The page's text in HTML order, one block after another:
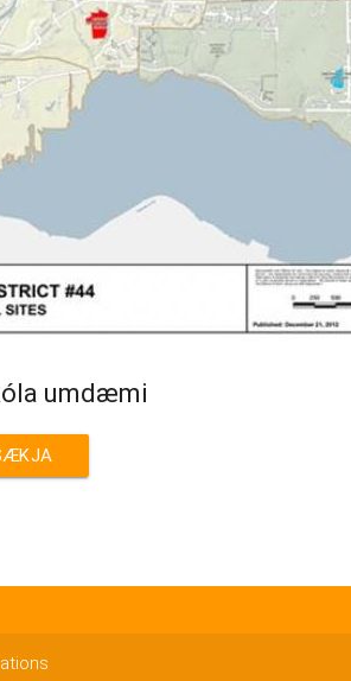
umdæmi